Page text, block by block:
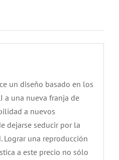
un diseño basado en los
a una nueva franja de
a nuevos
dejarse seducir por la
Lograr una reproducción
a este precio no sólo